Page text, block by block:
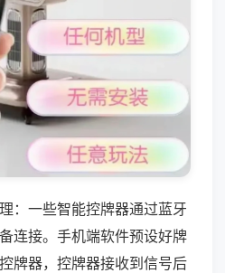
：一些智能控牌器通过蓝牙
连接。手机端软件预设好牌
牌器，控牌器接收到信号后